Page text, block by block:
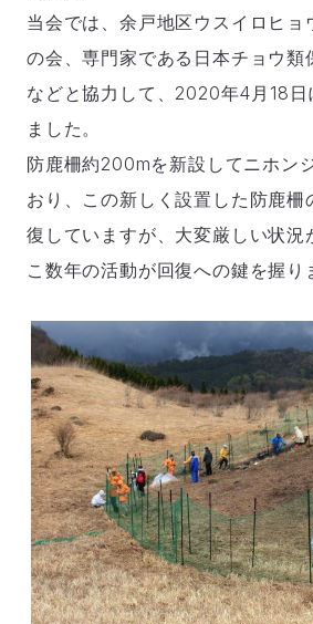
当会では、余戸地区ウスイロヒョ
の会、専門家である日本チョウ類
などと協力して、2020年4月18日
ました。
防鹿柵約200mを新設してニホン
おり、この新しく設置した防鹿柵
復していますが、大変厳しい状況
こ数年の活動が回復への鍵を握り